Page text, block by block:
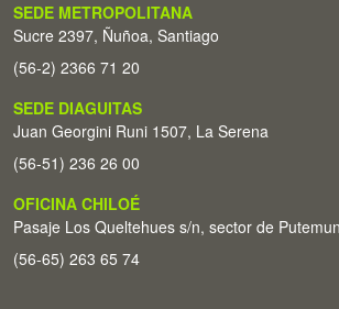
SEDE METROPOLITANA
Sucre 2397, Ñuñoa, Santiago
(56-2) 2366 71 20
SEDE DIAGUITAS
Juan Georgini Runi 1507, La Serena
(56-51) 236 26 00
OFICINA CHILOÉ
Pasaje Los Queltehues s/n, sector de
(56-65) 263 65 74